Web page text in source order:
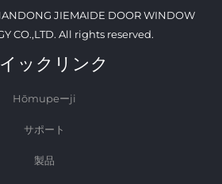
JIEMAIDE DOOR WINDOW
CO.,LTD. All rights reserved.
ックリンク
Hōmupeーji
サポート
製品